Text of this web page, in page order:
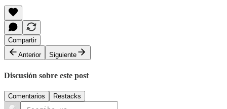
Compartir
Anterior
Siguiente
Discusión sobre este post
Comentarios Restacks